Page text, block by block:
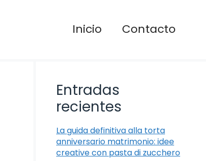
Inicio Contacto
Entradas
recientes
La guida definitiva alla torta
anniversario matrimonio: idee
creative con pasta di zucchero